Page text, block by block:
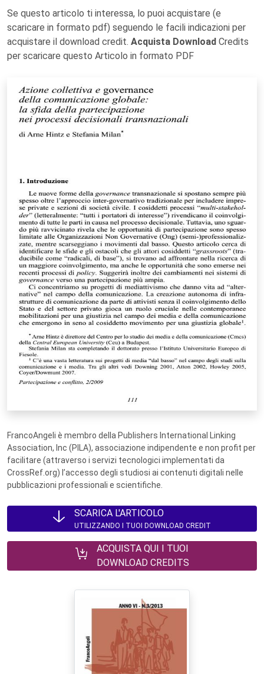
Se questo articolo ti interessa, lo puoi acquistare (e
scaricare in formato pdf) seguendo le facili indicazioni per
acquistare il download credit. Acquista Download Credits
per scaricare questo Articolo in formato PDF
FrancoAngeli è membro della Publishers International Linking
Association, Inc (PILA), associazione indipendente e non profit per
facilitare (attraverso i servizi tecnologici implementati da
CrossRef.org) l’accesso degli studiosi ai contenuti digitali nelle
pubblicazioni professionali e scientifiche.
SCARICA L'ARTICOLO
UTILIZZANDO I TUOI DOWNLOAD CREDIT
ACQUISTA QUI I TUOI
DOWNLOAD CREDITS